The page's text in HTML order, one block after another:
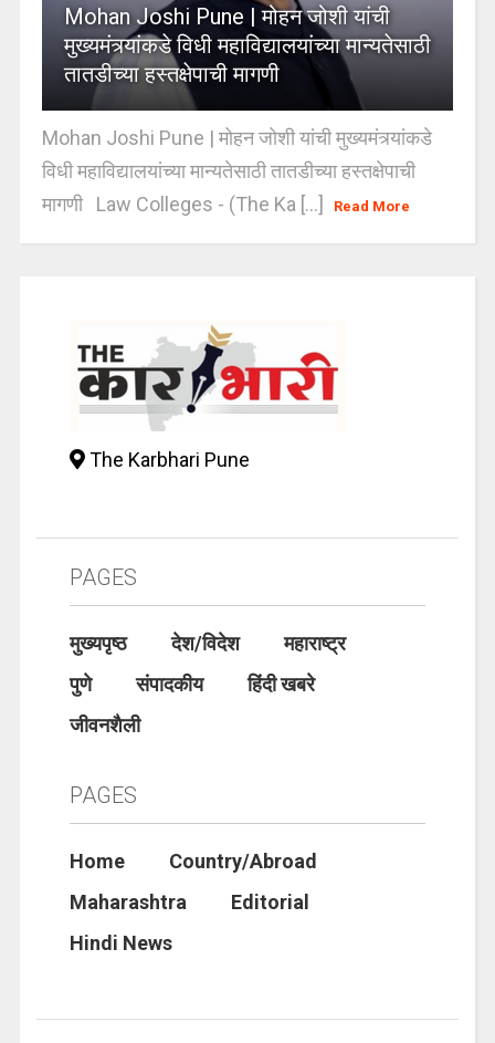
Mohan Joshi Pune | मोहन जोशी यांची
मुख्यमंत्र्यांकडे विधी महाविद्यालयांच्या मान्यतेसाठी
तातडीच्या हस्तक्षेपाची मागणी
Mohan Joshi Pune | मोहन जोशी यांची मुख्यमंत्र्यांकडे
विधी महाविद्यालयांच्या मान्यतेसाठी तातडीच्या हस्तक्षेपाची
मागणी Law Colleges - (The Ka [...]
Read More
The Karbhari Pune
PAGES
मुख्यपृष्ठ देश/विदेश
महाराष्ट्र
पुणे
संपादकीय
हिंदी खबरे
जीवनशैली
PAGES
Home
Country/Abroad
Maharashtra
Editorial
Hindi News